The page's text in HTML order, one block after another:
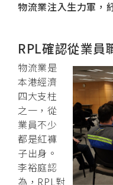
物流業注入生力軍，
RPL確認從業員
物流業是
本港經濟
四大支柱
之一，從
業員不少
都是紅褲
子出身。
李裕庭認
為，RPL對